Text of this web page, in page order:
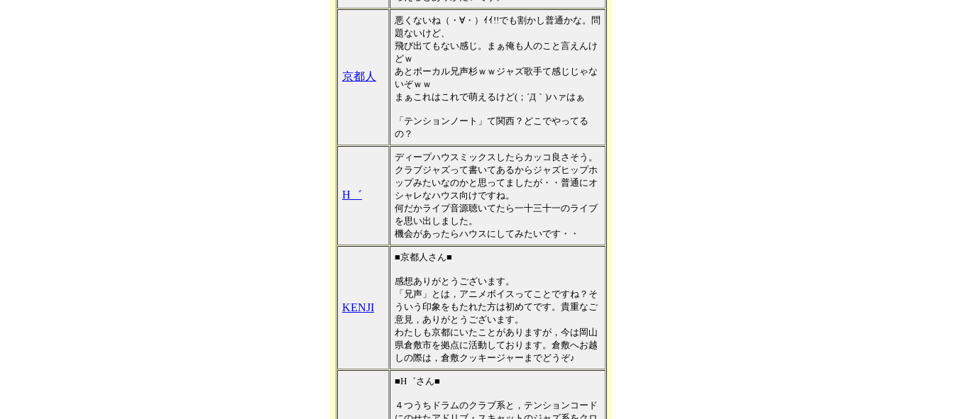
京都人
悪くないね（・∀・）ｲｲ!!でも割かし普通かな。問
題ないけど、
飛び出てもない感じ。まぁ俺も人のこと言えんけ
どｗ
あとボーカル兄声杉ｗｗジャズ歌手て感じじゃな
いぞｗｗ
まぁこれはこれで萌えるけど(；´Д｀)ハァはぁ
「テンションノート」て関西？どこでやってる
の？
H゛
ディープハウスミックスしたらカッコ良さそう。
クラブジャズって書いてあるからジャズヒップホ
ップみたいなのかと思ってましたが・・普通にオ
シャレなハウス向けですね。
何だかライブ音源聴いてたら一十三十一のライブ
を思い出しました。
機会があったらハウスにしてみたいです・・
KENJI
■京都人さん■
感想ありがとうございます。
「兄声」とは，アニメボイスってことですね？そ
ういう印象をもたれた方は初めてです。貴重なご
意見，ありがとうございます。
わたしも京都にいたことがありますが，今は岡山
県倉敷市を拠点に活動しております。倉敷へお越
しの際は，倉敷クッキージャーまでどうぞ♪
■H゛さん■
４つうちドラムのクラブ系と，テンションコード